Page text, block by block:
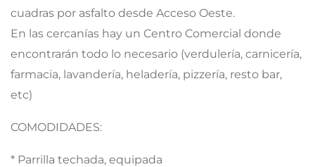
cuadras por asfalto desde Acceso Oeste.
En las cercanías hay un Centro Comercial donde
encontrarán todo lo necesario (verdulería, carnicería,
farmacia, lavandería, heladería, pizzería, resto bar,
etc)
COMODIDADES:
* Parrilla techada, equipada